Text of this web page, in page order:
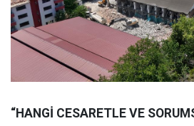
“HANGİ CESARETLE VE